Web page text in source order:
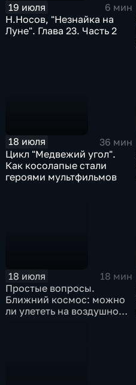
19 июля
6 мин
Н.Носов, "Незнайка на
Луне". Глава 23. Часть 2
18 июля
36 мин
Цикл "Медвежий угол".
Как косолапые стали
героями мультфильмов
18 июля
18 мин
Простые вопросы.
Ближний космос: можно
ли улететь на воздушном